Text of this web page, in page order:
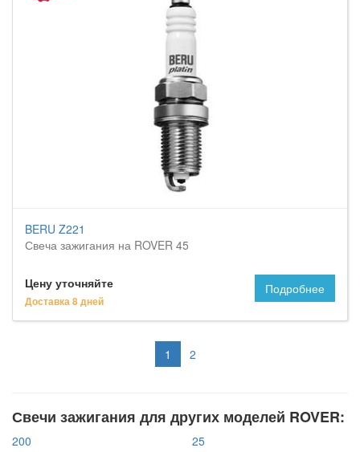
BERU Z221
Свеча зажигания на ROVER 45
Цену уточняйте
Доставка 8 дней
Подробнее
1 2
Свечи зажигания для других моделей ROVER:
200
25